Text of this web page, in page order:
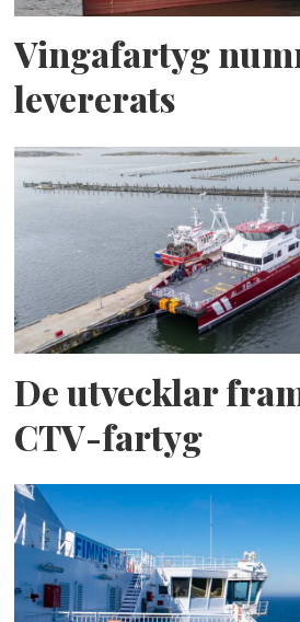
Vingafartyg
levererats
De utvecklar
CTV-fartyg